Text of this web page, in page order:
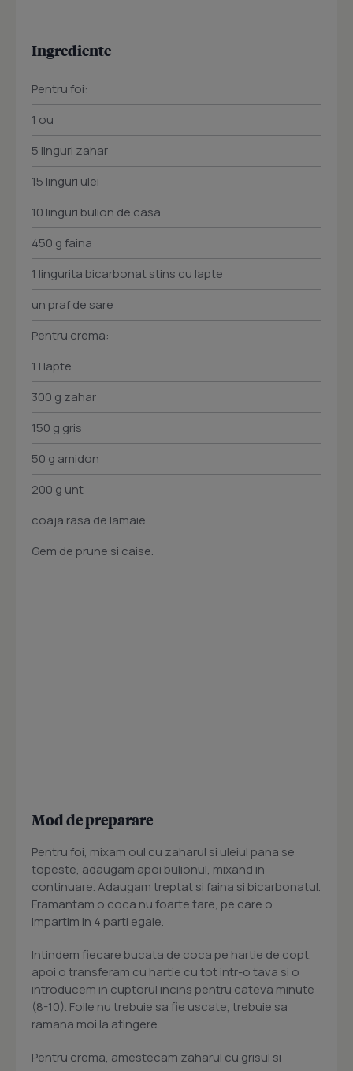
Ingrediente
Pentru foi:
1 ou
5 linguri zahar
15 linguri ulei
10 linguri bulion de casa
450 g faina
1 lingurita bicarbonat stins cu lapte
un praf de sare
Pentru crema:
1 l lapte
300 g zahar
150 g gris
50 g amidon
200 g unt
coaja rasa de lamaie
Gem de prune si caise.
Mod de preparare
Pentru foi, mixam oul cu zaharul si uleiul pana se
topeste, adaugam apoi bulionul, mixand in
continuare. Adaugam treptat si faina si bicarbonatul.
Framantam o coca nu foarte tare, pe care o
impartim in 4 parti egale.
Intindem fiecare bucata de coca pe hartie de copt,
apoi o transferam cu hartie cu tot intr-o tava si o
introducem in cuptorul incins pentru cateva minute
(8-10). Foile nu trebuie sa fie uscate, trebuie sa
ramana moi la atingere.
Pentru crema, amestecam zaharul cu grisul si